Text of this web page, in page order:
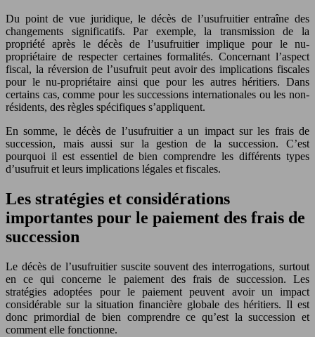
Du point de vue juridique, le décès de l’usufruitier entraîne des
changements significatifs. Par exemple, la transmission de la
propriété après le décès de l’usufruitier implique pour le nu-
propriétaire de respecter certaines formalités. Concernant l’aspect
fiscal, la réversion de l’usufruit peut avoir des implications fiscales
pour le nu-propriétaire ainsi que pour les autres héritiers. Dans
certains cas, comme pour les successions internationales ou les non-
résidents, des règles spécifiques s’appliquent.
En somme, le décès de l’usufruitier a un impact sur les frais de
succession, mais aussi sur la gestion de la succession. C’est
pourquoi il est essentiel de bien comprendre les différents types
d’usufruit et leurs implications légales et fiscales.
Les stratégies et considérations
importantes pour le paiement des frais de
succession
Le décès de l’usufruitier suscite souvent des interrogations, surtout
en ce qui concerne le paiement des frais de succession. Les
stratégies adoptées pour le paiement peuvent avoir un impact
considérable sur la situation financière globale des héritiers. Il est
donc primordial de bien comprendre ce qu’est la succession et
comment elle fonctionne.